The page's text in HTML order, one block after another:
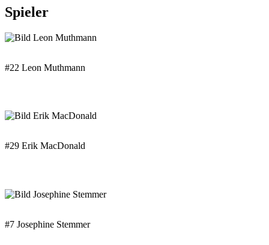
Spieler
#22 Leon Muthmann
#29 Erik MacDonald
#7 Josephine Stemmer